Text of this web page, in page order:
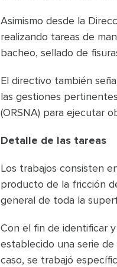
Asimismo desde la
realizando tareas de
bacheo, sellado de
El directivo también
las gestiones
(ORSNA) para ejecutar
Detalle de las tareas
Los trabajos consisten
producto de la fricción
general de toda la
Con el fin de identificar
establecido una serie
caso, se trabajó